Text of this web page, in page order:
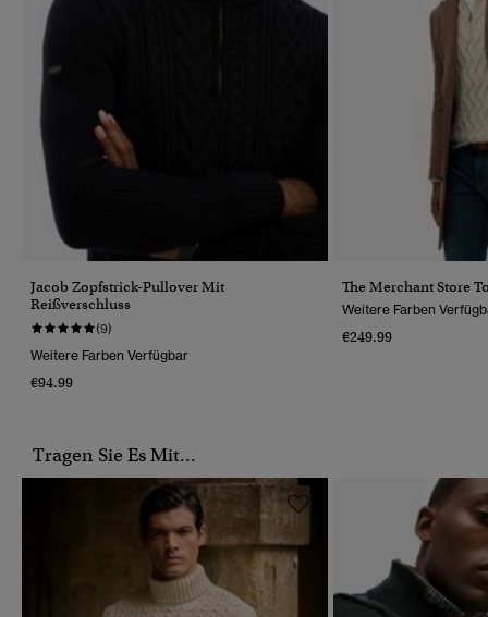
Jacob Zopfstrick-Pullover Mit
Reißverschluss
(9)
Weitere Farben Verfügbar
€94.99
The Merchant Store
Weitere Farben
€249.99
Tragen Sie Es Mit...